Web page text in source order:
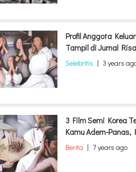
Profil Anggota
Tampil di Jurnal Risa
Selebritis | 3 years
3 Film Semi Korea
Kamu Adem-Panas,
Berita | 7 years ago